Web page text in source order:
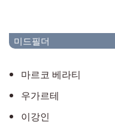
미드필더
마르코 베라티
우가르테
이강인